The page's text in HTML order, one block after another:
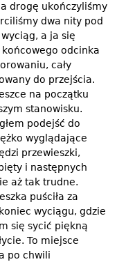
drogę ukończyliśmy
dwa nity pod
a ja się
końcowego odcinka
cały
do przejścia.
na początku
stanowisku.
podejść do
wyglądające
przewieszki,
i następnych
aż tak trudne.
puściła za
wyciągu, gdzie
się sycić piękną
To miejsce
po chwili